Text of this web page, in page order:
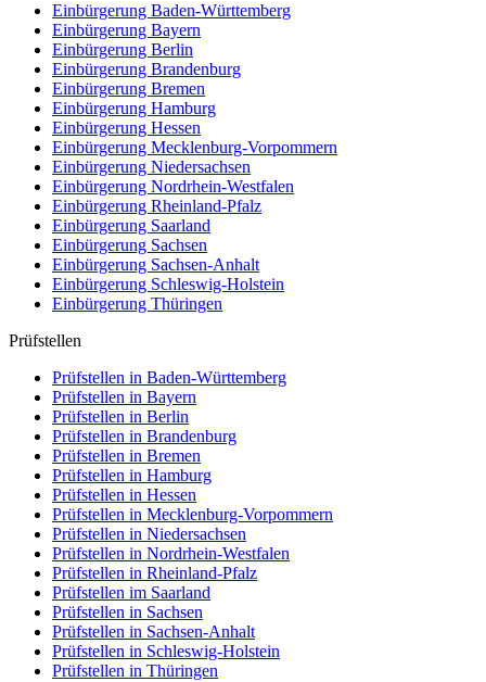
Einbürgerung Baden-Württemberg
Einbürgerung Bayern
Einbürgerung Berlin
Einbürgerung Brandenburg
Einbürgerung Bremen
Einbürgerung Hamburg
Einbürgerung Hessen
Einbürgerung Mecklenburg-Vorpommern
Einbürgerung Niedersachsen
Einbürgerung Nordrhein-Westfalen
Einbürgerung Rheinland-Pfalz
Einbürgerung Saarland
Einbürgerung Sachsen
Einbürgerung Sachsen-Anhalt
Einbürgerung Schleswig-Holstein
Einbürgerung Thüringen
Prüfstellen
Prüfstellen in Baden-Württemberg
Prüfstellen in Bayern
Prüfstellen in Berlin
Prüfstellen in Brandenburg
Prüfstellen in Bremen
Prüfstellen in Hamburg
Prüfstellen in Hessen
Prüfstellen in Mecklenburg-Vorpommern
Prüfstellen in Niedersachsen
Prüfstellen in Nordrhein-Westfalen
Prüfstellen in Rheinland-Pfalz
Prüfstellen im Saarland
Prüfstellen in Sachsen
Prüfstellen in Sachsen-Anhalt
Prüfstellen in Schleswig-Holstein
Prüfstellen in Thüringen